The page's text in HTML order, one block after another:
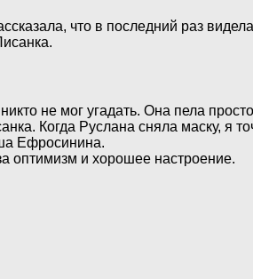
что в последний раз
не мог угадать. Она пела
Когда Руслана сняла маску,
Ефросинина.
оптимизм и хорошее настроение.